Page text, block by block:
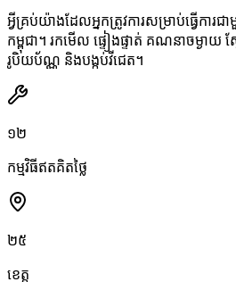
អ្វីគ្រប់យ៉ាងដែលអ្នកត្រូវការសម្រាប់ធ្វើក
កម្ពុជា។ រកមើល ផ្ទៀងផ្ទាត់ គណនាចម្ងាយ
រូបិយប័ណ្ណ និងបង្កប់វីជេត។
១២
កម្មវិធីឥតគិតថ្លៃ
២៥
ខេត្ត